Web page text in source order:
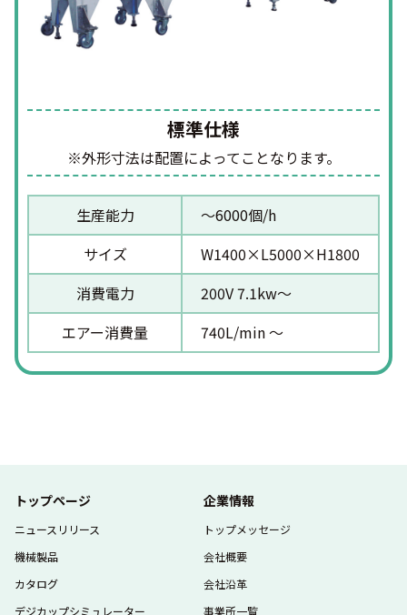
標準仕様
※外形寸法は配置によってことなります。
生産能力
〜6000個/h
サイズ
W1400×L5000×H1800
消費電力
200V 7.1kw〜
エアー消費量
740L/min 〜
トップページ
ニュースリリース
機械製品
カタログ
デジカップシミュレーター
企業情報
トップメッセージ
会社概要
会社沿革
事業所一覧